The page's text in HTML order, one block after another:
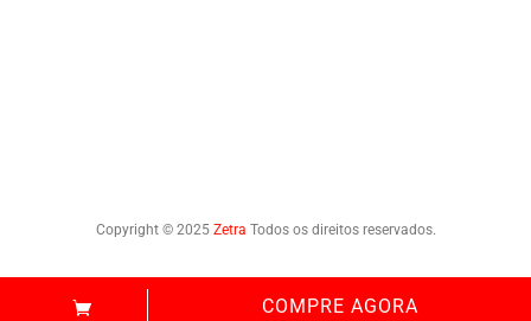
COMPRE AGORA
Copyright © 2025 Zetra Todos os direitos reservados.